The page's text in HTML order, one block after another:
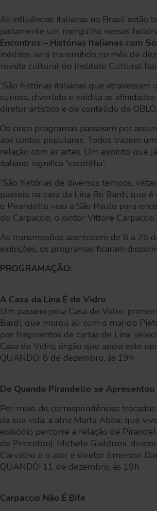
As influências italianas no Brasil estão
justamente um mergulho nessas
Encontros – Histórias Italianas com
inéditos será transmitido no mês de
revista cultural do Instituto Cultural
“São histórias italianas que
curiosa, divertida e inédita as
diretor artístico e de conteúdo da OBLÒ.
Os cinco programas passeiam por
aos contos populares. Todos trazem
relação com as artes. Um espírito que
italiano, significa “escotilha”.
“São histórias de diversos tempos,
passeio na casa da Lina Bo Bardi, que
o Pirandello veio a São Paulo para
do Carpaccio, o pintor Vittore
As transmissões acontecem de 8 a 25
exibições, os programas ficaram
PROGRAMAÇÃO:
A Casa da Lina É de Vidro
Um passeio pela Casa de Vidro,
Bardi, que morou ali com o marido
por fragmentos de cartas de Lina,
Casa de Vidro, órgão que apoia este
QUANDO: 8 de dezembro, às 19h
De Quando Pirandello se Apresentou
Por meio de correspondências
da sua vida, a atriz Marta Abba, que
episódio percorre a relação de
de Princeton), Michele Gialdroni,
Carvalho e o ator e diretor Emerson
QUANDO: 11 de dezembro, às 19h
Carpaccio Não É Bife